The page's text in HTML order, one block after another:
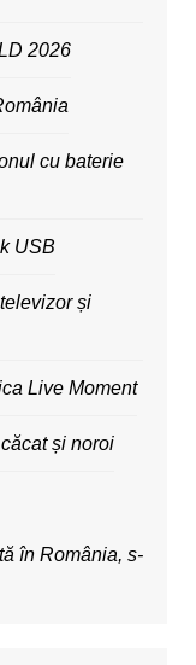
2026
cu baterie
USB
și
Live Moment
și noroi
în România, s-